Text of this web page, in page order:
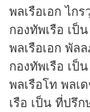
พลเรือเอก ไ
กองทัพเรือ เป็
พลเรือเอก พั
กองทัพเรือ เป็
พลเรือโท พลเ
เรือ เป็น ที่ปรึ